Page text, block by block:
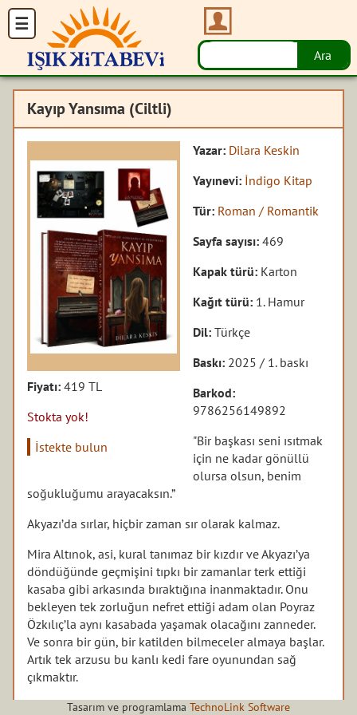
Kayıp Yansıma (Ciltli)
Fiyatı:419 TL
Stokta yok!
İstekte bulun
Yazar: Dilara Keskin
Yayınevi: İndigo Kitap
Tür: Roman / Romantik
Sayfa sayısı:469
Kapak türü: Karton
Kağıt türü: 1. Hamur
Dil:Türkçe
Baskı: 2025 / 1. baskı
Barkod:
9786256149892
"Bir başkası seni ısıtmak
için ne kadar gönüllü
olursa olsun, benim
soğukluğumu arayacaksın.”
Akyazı’da sırlar, hiçbir zaman sır olarak kalmaz.
Mira Altınok, asi, kural tanımaz bir kızdır ve Akyazı’ya
döndüğünde geçmişini tıpkı bir zamanlar terk ettiği
kasaba gibi arkasında bıraktığına inanmaktadır. Onu
bekleyen tek zorluğun nefret ettiği adam olan Poyraz
Özkılıç’la aynı kasabada yaşamak olacağını zanneder.
Ve sonra bir gün, bir katilden bilmeceler almaya başlar.
Artık tek arzusu bu kanlı kedi fare oyunundan sağ
çıkmaktır.
Lina Altınok ikiz kız kardeşinin aksine ailesinin pırlanta
Tasarım ve programlama TechnoLink Software